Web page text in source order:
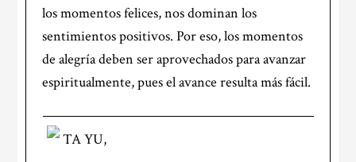
los momentos felices, nos dominan los
sentimientos positivos. Por eso, los momentos
de alegría deben ser aprovechados para avanzar
espiritualmente, pues el avance resulta más fácil.